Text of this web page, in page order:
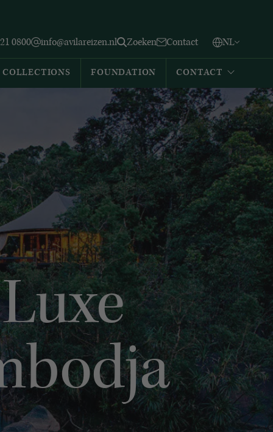
0800 info@avilareizen.nl Zoeken Contact NL
Español
COLLECTIONS FOUNDATION CONTACT